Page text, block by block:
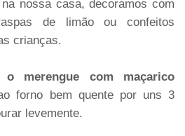
nossa casa, decoramos com
de limão ou confeitos
crianças.
o merengue com maçarico
forno bem quente por uns 3
levemente.